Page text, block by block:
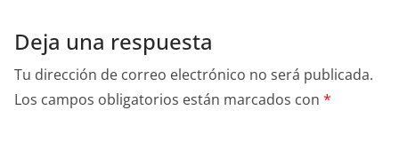
Deja una respuesta
Tu dirección de correo electrónico no será publicada.
Los campos obligatorios están marcados con *